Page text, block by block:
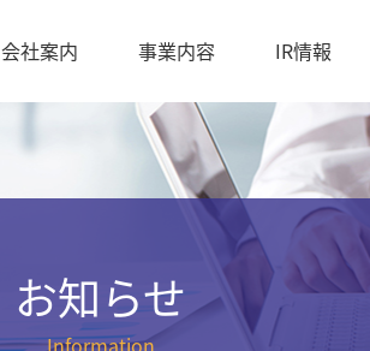
会社案内 事業内容 IR情報
お知らせ
Information